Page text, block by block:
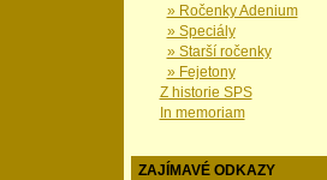
» Ročenky Adenium
» Speciály
» Starší ročenky
» Fejetony
Z historie SPS
In memoriam
ZAJÍMAVÉ ODKAZY